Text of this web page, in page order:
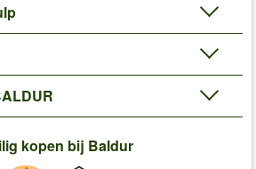
kopen bij Baldur